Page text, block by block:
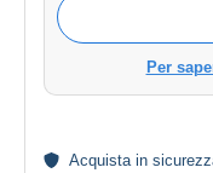
Per
Acquista in